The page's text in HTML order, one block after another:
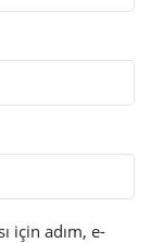
için adım, e-